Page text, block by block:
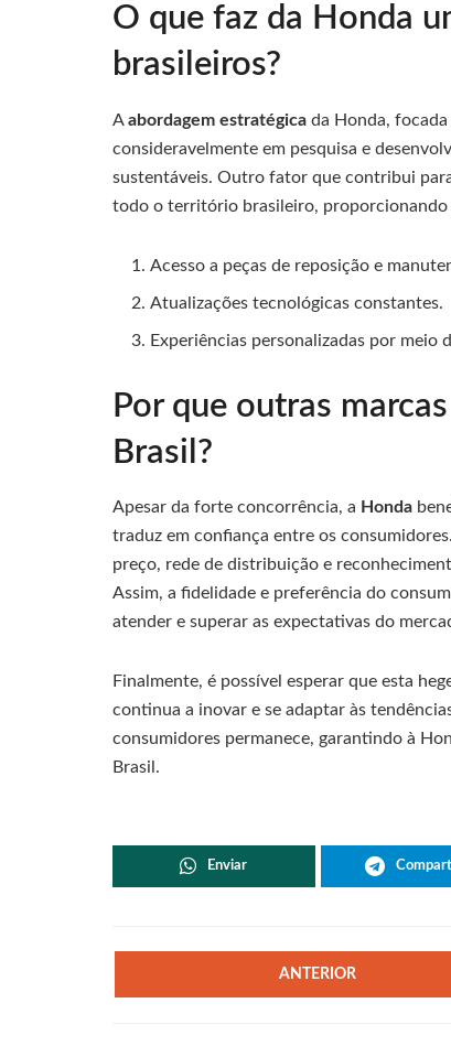
O que faz da Honda
brasileiros?
Aabordagem estratégica da Honda,
consideravelmente em pesquisa e
sustentáveis. Outro fator que contribui
todo o território brasileiro, proporcionando
Acesso a peças de reposição e
Atualizações tecnológicas constantes.
Experiências personalizadas por
Por que outras
Brasil?
Apesar da forte concorrência, a Honda
traduz em confiança entre os
preço, rede de distribuição e
Assim, a fidelidade e preferência do
atender e superar as expectativas do
Finalmente, é possível esperar que esta
continua a inovar e se adaptar às
consumidores permanece, garantindo à
Brasil.
Enviar
ANTERIOR